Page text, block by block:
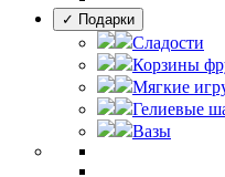
✓ Подарки
Сладости
Корзины
Мягкие
Гелиевые
Вазы